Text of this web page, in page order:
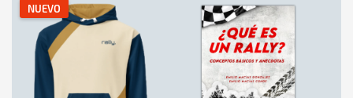
NUEVO